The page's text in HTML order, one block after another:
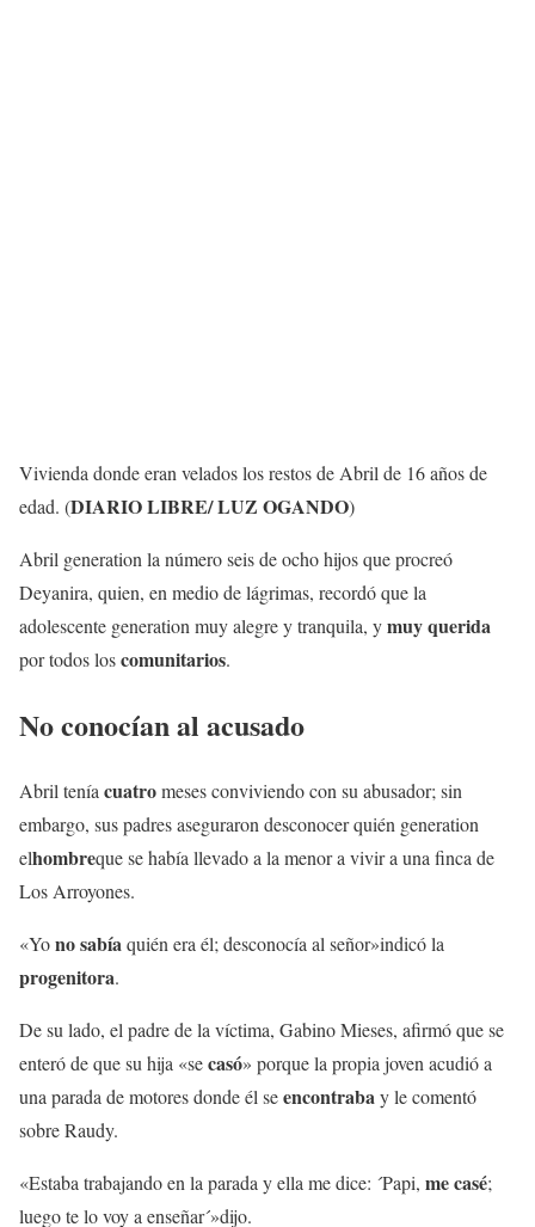
Vivienda donde eran velados los restos de Abril de 16 años de
edad. (DIARIO LIBRE/ LUZ OGANDO)
Abril generation la número seis de ocho hijos que procreó
Deyanira, quien, en medio de lágrimas, recordó que la
adolescente generation muy alegre y tranquila, ymuy querida
por todos loscomunitarios.
No conocían al acusado
Abril tenía cuatromeses conviviendo con su abusador; sin
embargo, sus padres aseguraron desconocer quién generation
elhombreque se había llevado a la menor a vivir a una finca de
Los Arroyones.
«Yono sabíaquién era él; desconocía al señor»indicó la
progenitora.
De su lado, el padre de la víctima, Gabino Mieses, afirmó que se
enteró de que su hija «secasó» porque la propia joven acudió a
una parada de motores donde él seencontrabay le comentó
sobre Raudy.
«Estaba trabajando en la parada y ella me dice: ´Papi, me casé;
luego te lo voy a enseñar´»dijo.